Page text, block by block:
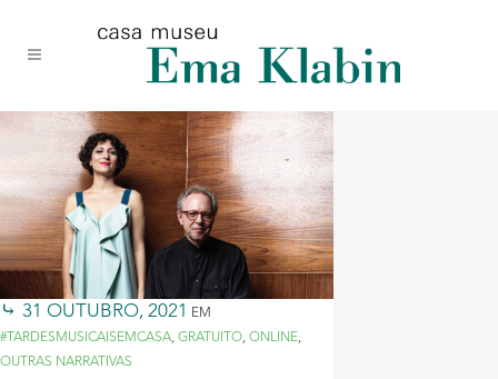
conteúdo
navegação
site
31 OUTUBRO, 2021
EM
#TARDESMUSICAISEMCASA, GRATUITO, ONLINE,
OUTRAS NARRATIVAS